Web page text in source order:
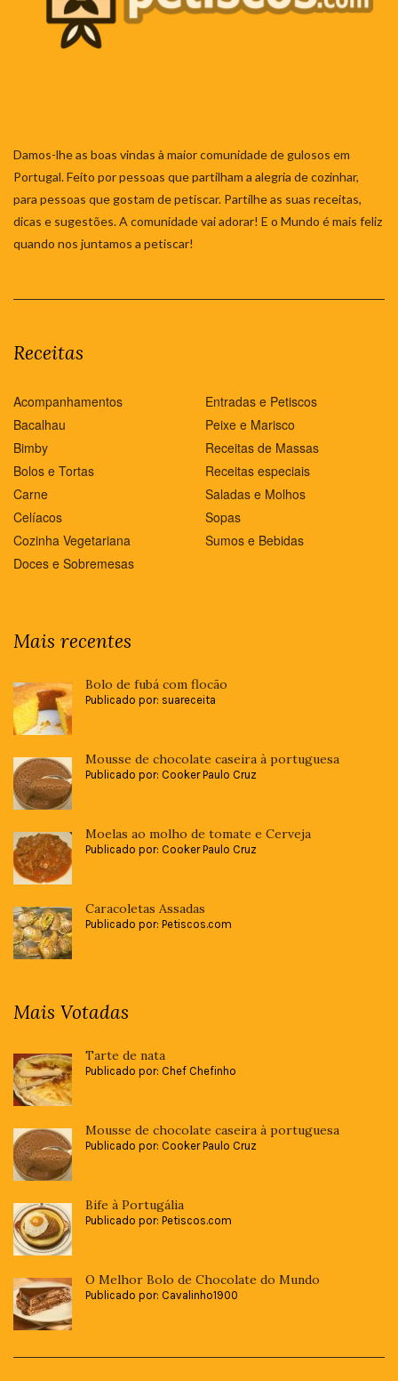
Damos-lhe as boas vindas à maior comunidade de gulosos em
Portugal. Feito por pessoas que partilham a alegria de cozinhar,
para pessoas que gostam de petiscar. Partilhe as suas receitas,
dicas e sugestões. A comunidade vai adorar! E o Mundo é mais feliz
quando nos juntamos a petiscar!
Receitas
Acompanhamentos
Bacalhau
Bimby
Bolos e Tortas
Carne
Celíacos
Cozinha Vegetariana
Doces e Sobremesas
Entradas e Petiscos
Peixe e Marisco
Receitas de Massas
Receitas especiais
Saladas e Molhos
Sopas
Sumos e Bebidas
Mais recentes
Bolo de fubá com flocão
Publicado por: suareceita
Mousse de chocolate caseira à portuguesa
Publicado por: Cooker Paulo Cruz
Moelas ao molho de tomate e Cerveja
Publicado por: Cooker Paulo Cruz
Caracoletas Assadas
Publicado por: Petiscos.com
Mais Votadas
Tarte de nata
Publicado por: Chef Chefinho
Mousse de chocolate caseira à portuguesa
Publicado por: Cooker Paulo Cruz
Bife à Portugália
Publicado por: Petiscos.com
O Melhor Bolo de Chocolate do Mundo
Publicado por: Cavalinho1900